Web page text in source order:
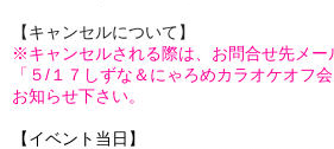
【キャンセルについて】
※キャンセルされる際は、お問合せ先メー
「５/１７しずな＆にゃろめカラオケオフ
お知らせ下さい。
【イベント当日】